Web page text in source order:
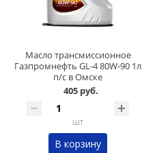
Масло трансмиссионное
Газпромнефть GL-4 80W-90 1л
п/с в Омске
405 руб.
шт
В корзину